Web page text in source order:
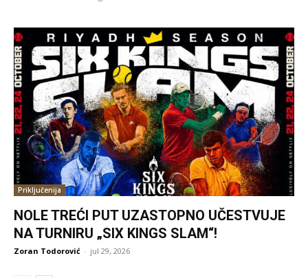
Priključenija
NOLE TREĆI PUT UZASTOPNO UČESTVUJE
NA TURNIRU „SIX KINGS SLAM“!
Zoran Todorović - jul 29, 2026